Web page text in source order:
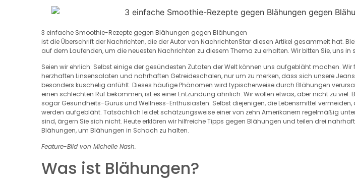
3 einfache Smoothie-Rezepte gegen Blähungen gegen Blähungen
ist die Überschrift der Nachrichten, die der Autor von NachrichtenStar diesen Artikel gesammelt hat.
auf dem Laufenden, um die neuesten Nachrichten zu diesem Thema zu erhalten. Wir bitten Sie, uns in
Seien wir ehrlich: Selbst einige der gesündesten Zutaten der Welt können uns aufgebläht machen.
herzhaften Linsensalaten und nahrhaften Getreideschalen, nur um zu merken, dass sich unsere
besonders kuschelig anfühlt. Dieses häufige Phänomen wird typischerweise durch Blähungen
einen schlechten Ruf bekommen, ist es einer Entzündung ähnlich. Wir wollen etwas, aber nicht zu
sogar Gesundheits-Gurus und Wellness-Enthusiasten. Selbst diejenigen, die Lebensmittel
werden aufgebläht. Tatsächlich leidet schätzungsweise einer von zehn Amerikanern regelmäßig
sind, ärgern Sie sich nicht. Heute erklären wir hilfreiche Tipps gegen Blähungen und teilen drei
Blähungen, um Blähungen in Schach zu halten.
Feature-Bild von Michelle Nash.
Was ist Blähungen?